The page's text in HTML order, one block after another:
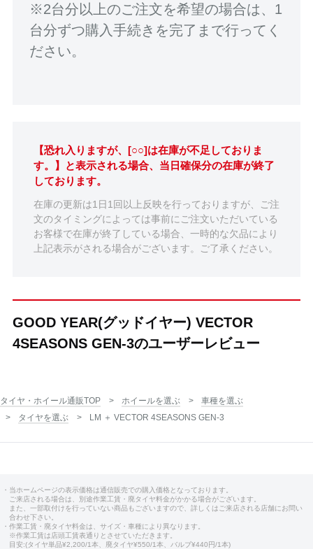
※2台分以上のご注文を希望の場合は、1
台分ずつ購入手続きを完了まで行ってく
ださい。
【恐れ入りますが、[○○]は在庫が不足しておりま
す。】と表示される場合、当日確保分の在庫が終了
しております。
在庫の更新は1日1回以上反映を行っておりますが、ご注
文のタイミングによっては事前にご注文いただいている
お客様で在庫が終了している場合、一時的な欠品により
上記表示がされる場合がございます。ご了承ください。
GOOD YEAR(グッドイヤー) VECTOR
4SEASONS GEN-3のユーザーレビュー
タイヤ・ホイール通販TOP ホイールを選ぶ
車種を選ぶ
タイヤを選ぶ
LM ＋ VECTOR 4SEASONS GEN-3
・当ホームページの表示価格は通信販売での購入価格となっております。
ご来店される場合は、別途作業工賃・廃タイヤ料金がかかる場合がございます。
また、一部取付けを行っていない商品もございますので、詳しくはご来店される店舗にお問い
合わせ下さい。
・作業工賃・廃タイヤ料金は、サイズ・車種により異なります。
※作業工賃は店頭工賃表通りとさせていただきます。
目安:(タイヤ単品¥2,200/1本、廃タイヤ¥550/1本、バルブ¥440円/1本)